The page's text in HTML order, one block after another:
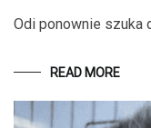
Odi ponownie szuka
READ MORE